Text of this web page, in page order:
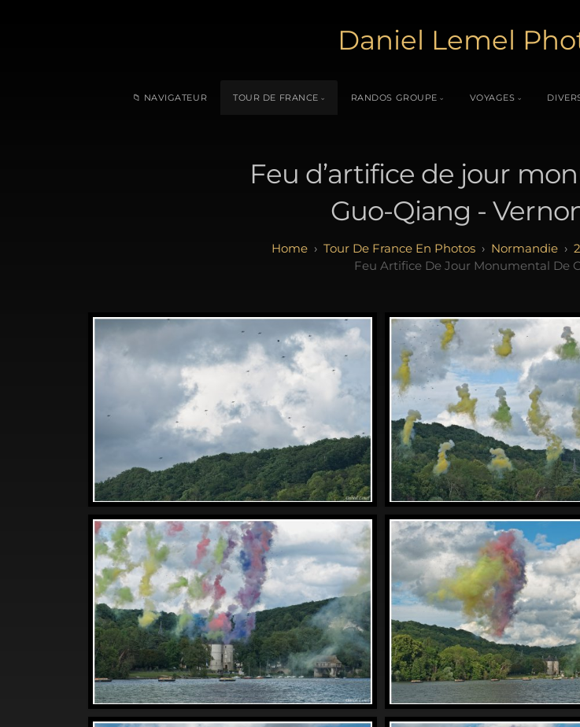
Daniel Lemel
📁 NAVIGATEUR TOUR DE FRANCE RANDOS GROUPE VOYAGES
Feu d’artifice de jour
Guo-Qiang -
Tour De France En Photos Normandie
Feu Artifice De Jour Monumental De